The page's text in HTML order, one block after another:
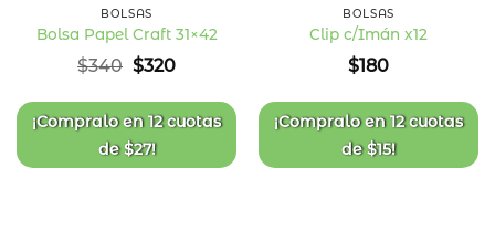
de
deseos
BOLSAS
Bolsa Papel Craft 31×42
$340 El
original
era:
$340.
$320El
actual
es:
$320.
¡Compralo en12 cuotas
de$27!
de
deseos
BOLSAS
Clip c/Imán x12
$180
¡Compralo en12 cuotas
de$15!